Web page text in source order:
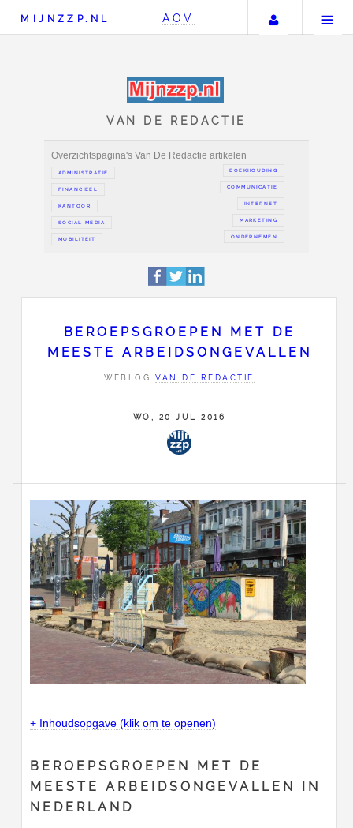
MIJNZZP.NL AOV Uw
VAN DE REDACTIE
Overzichtspagina's Van De Redactie artikelen
ADMINISTRATIE
MOBILITEIT
BEROEPSGROEPEN MET DE
MEESTE ARBEIDSONGEVALLEN
WEBLOGVAN DE REDACTIE
WO, 20 JUL 2016
+ Inhoudsopgave (klik om te openen)
BEROEPSGROEPEN MET DE
MEESTE ARBEIDSONGEVALLEN IN
NEDERLAND